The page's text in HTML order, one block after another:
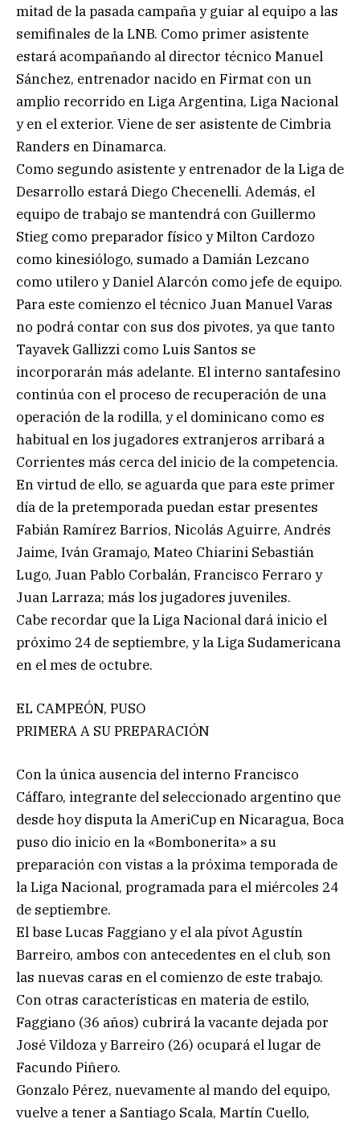
mitad de la pasada campaña y guiar al equipo a las
semifinales de la LNB. Como primer asistente
estará acompañando al director técnico Manuel
Sánchez, entrenador nacido en Firmat con un
amplio recorrido en Liga Argentina, Liga Nacional
y en el exterior. Viene de ser asistente de Cimbria
Randers en Dinamarca.
Como segundo asistente y entrenador de la Liga de
Desarrollo estará Diego Checenelli. Además, el
equipo de trabajo se mantendrá con Guillermo
Stieg como preparador físico y Milton Cardozo
como kinesiólogo, sumado a Damián Lezcano
como utilero y Daniel Alarcón como jefe de equipo.
Para este comienzo el técnico Juan Manuel Varas
no podrá contar con sus dos pivotes, ya que tanto
Tayavek Gallizzi como Luis Santos se
incorporarán más adelante. El interno santafesino
continúa con el proceso de recuperación de una
operación de la rodilla, y el dominicano como es
habitual en los jugadores extranjeros arribará a
Corrientes más cerca del inicio de la competencia.
En virtud de ello, se aguarda que para este primer
día de la pretemporada puedan estar presentes
Fabián Ramírez Barrios, Nicolás Aguirre, Andrés
Jaime, Iván Gramajo, Mateo Chiarini Sebastián
Lugo, Juan Pablo Corbalán, Francisco Ferraro y
Juan Larraza; más los jugadores juveniles.
Cabe recordar que la Liga Nacional dará inicio el
próximo 24 de septiembre, y la Liga Sudamericana
en el mes de octubre.
EL CAMPEÓN, PUSO
PRIMERA A SU PREPARACIÓN
Con la única ausencia del interno Francisco
Cáffaro, integrante del seleccionado argentino que
desde hoy disputa la AmeriCup en Nicaragua, Boca
puso dio inicio en la «Bombonerita» a su
preparación con vistas a la próxima temporada de
la Liga Nacional, programada para el miércoles 24
de septiembre.
El base Lucas Faggiano y el ala pívot Agustín
Barreiro, ambos con antecedentes en el club, son
las nuevas caras en el comienzo de este trabajo.
Con otras características en materia de estilo,
Faggiano (36 años) cubrirá la vacante dejada por
José Vildoza y Barreiro (26) ocupará el lugar de
Facundo Piñero.
Gonzalo Pérez, nuevamente al mando del equipo,
vuelve a tener a Santiago Scala, Martín Cuello,